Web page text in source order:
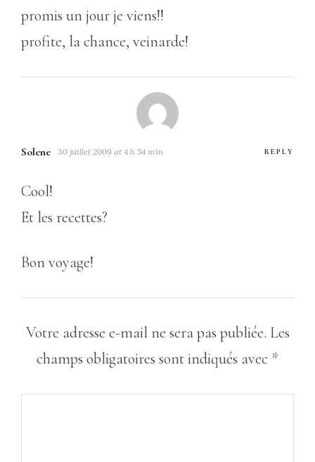
promis un jour je viens!!
profite, la chance, veinarde!
Solene 30 juillet 2009 at 4 h 54 min REPLY
Cool!
Et les recettes?
Bon voyage!
Votre adresse e-mail ne sera pas publiée. Les
champs obligatoires sont indiqués avec *